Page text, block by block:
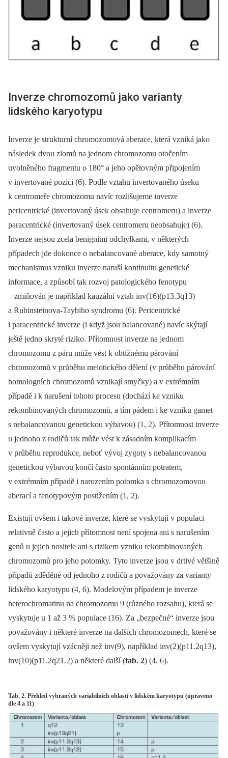
Inverze chromozomů jako varianty
lidského karyotypu
Inverze je strukturní chromozomová aberace, která vzniká jako
následek dvou zlomů na jednom chromozomu otočením
uvolněného fragmentu o 180° a jeho opětovným připojením
v invertované pozici (6). Podle vztahu invertovaného úseku
k centromeře chromozomu navíc rozlišujeme inverze
pericentrické (invertovaný úsek obsahuje centromeru) a inverze
paracentrické (invertovaný úsek centromeru neobsahuje) (6).
Inverze nejsou zcela benigními odchylkami, v některých
případech jde dokonce o nebalancované aberace, kdy samotný
mechanismus vzniku inverze naruší kontinuitu genetické
informace, a způsobí tak rozvoj patologického fenotypu
–⁠ zmiňován je například kauzální vztah inv(16)(p13.3q13)
a Rubinsteinova-Taybiho syndromu (6). Pericentrické
i paracentrické inverze (i když jsou balancované) navíc skýtají
ještě jedno skryté riziko. Přítomnost inverze na jednom
chromozomu z páru může vést k obtížnému párování
chromozomů v průběhu meiotického dělení (v průběhu párování
homologních chromozomů vznikají smyčky) a v extrémním
případě i k narušení tohoto procesu (dochází ke vzniku
rekombinovaných chromozomů, a tím pádem i ke vzniku gamet
s nebalancovanou genetickou výbavou) (1, 2). Přítomnost inverze
u jednoho z rodičů tak může vést k zásadním komplikacím
v průběhu reprodukce, neboť vývoj zygoty s nebalancovanou
genetickou výbavou končí často spontánním potratem,
v extrémním případě i narozením potomka s chromozomovou
aberací a fenotypovým postižením (1, 2).
Existují ovšem i takové inverze, které se vyskytují v populaci
relativně často a jejich přítomnost není spojena ani s narušením
genů u jejich nositele ani s rizikem vzniku rekombinovaných
chromozomů pro jeho potomky. Tyto inverze jsou v drtivé většině
případů zděděné od jednoho z rodičů a považovány za varianty
lidského karyotypu (4, 6). Modelovým případem je inverze
heterochromatinu na chromozomu 9 (různého rozsahu), která se
vyskytuje u 1 až 3 % populace (16). Za „bezpečné“ inverze jsou
považovány i některé inverze na dalších chromozomech, které se
ovšem vyskytují vzácněji než inv(9), například inv(2)(p11.2q13),
inv(10)(p11.2q21.2) a některé další (tab. 2) (4, 6).
Tab. 2. Přehled vybraných variabilních oblastí v lidském karyotypu (upraveno
dle 4 a 11)